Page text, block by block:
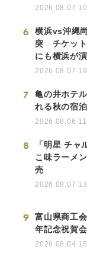
2026.08.07
6
横浜vs沖縄
突 チケッ
にも横浜が
2026.08.07
7
亀の井ホテ
れる秋の宿
2026.08.06
8
「明星 チャ
こ味ラーメ
売
2026.08.07
9
富山県商工
年記念祝賀
2026.08.04